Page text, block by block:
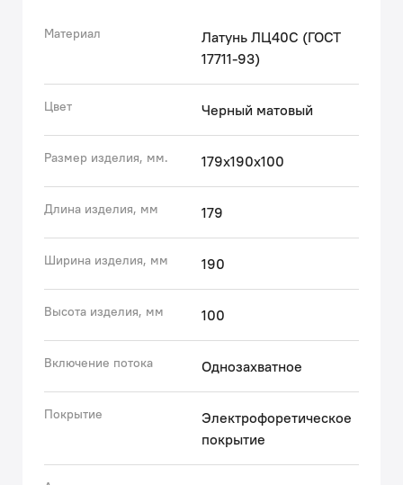
• Корпус из прочной латуни — стойкий к коррозии,
резким изменениям давления и перепадам
• Цветное покрытие устойчиво к появлению царапин
и выцветанию. На протяжении многих лет оно будет
выглядеть как новое.
Гарантия на смеситель IDDIS® — 10 лет.
Материал
Латунь ЛЦ40C (ГОСТ
17711-93)
Цвет Черный матовый
Размер изделия, мм. 179х190х100
Длина изделия, мм 179
Ширина изделия, мм 190
Высота изделия, мм 100
Включение потока Однозахватное
Покрытие
Электрофоретическое
покрытие